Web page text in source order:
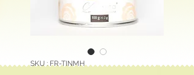
SKU : FR-TINMH